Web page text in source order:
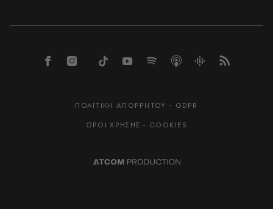
ΠΟΛΙΤΙΚΗ ΑΠΟΡΡΗΤΟΥ - GDPR
ΟΡΟΙ ΧΡΗΣΗΣ - COOKIES